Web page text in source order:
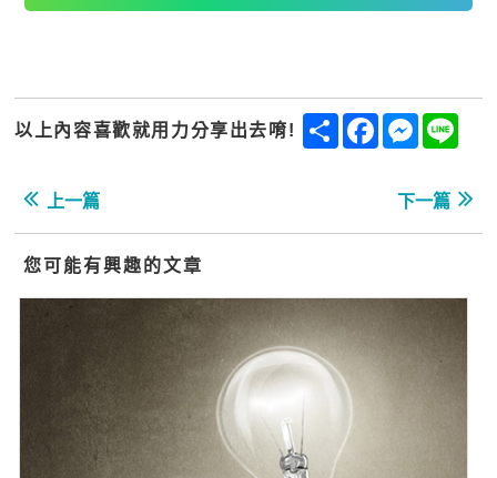
以上內容喜歡就用力分享出去唷! ShareFacebook
上一篇 下一篇
您可能有興趣的文章